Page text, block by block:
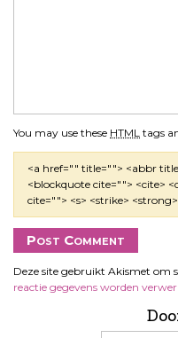
You may use these HTML tags
<a href="" title=""> <abbr
<blockquote cite=""> <cite>
cite=""> <s> <strike> <strong>
Deze site gebruikt Akismet om
reactie gegevens worden